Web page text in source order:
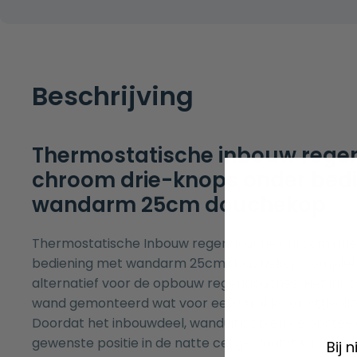
Beschrijving
Thermostatische inbouw
chroom drie-knops onder
wandarm 25cm douchekop
Thermostatische Inbouw regendouche chroom
bediening met wandarm 25cm douchekop
alternatief voor de opbouw regendouches. Het
wand gemonteerd wat voor een strakke en
Doordat het inbouwdeel, wanduitloop en de
gewenste positie in de natte cel geplaatst kunnen
Bij